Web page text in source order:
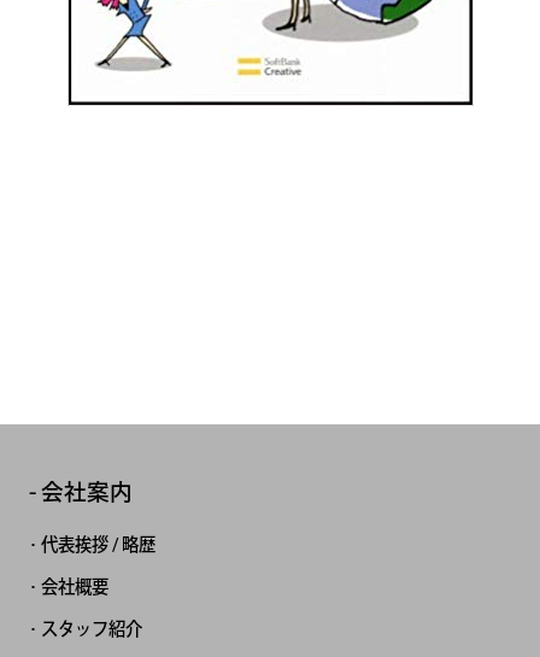
会社案内
代表挨拶 / 略歴
会社概要
スタッフ紹介